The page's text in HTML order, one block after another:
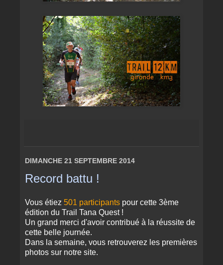
DIMANCHE 21 SEPTEMBRE 2014
Record battu !
Vous étiez 501 participants pour cette 3ème
édition du Trail Tana Quest !
Un grand merci d'avoir contribué à la réussite de
cette belle journée.
Dans la semaine, vous retrouverez les premières
photos sur notre site.